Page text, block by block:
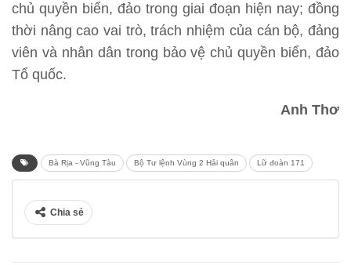
chủ quyền biển, đảo trong giai đoạn hiện nay; đồng
thời nâng cao vai trò, trách nhiệm của cán bộ, đảng
viên và nhân dân trong bảo vệ chủ quyền biển, đảo
Tổ quốc.
Anh Thơ
Bà Rịa - Vũng Tàu Bộ Tư lệnh Vùng 2 Hải quân Lữ đoàn 171
Chia sẻ